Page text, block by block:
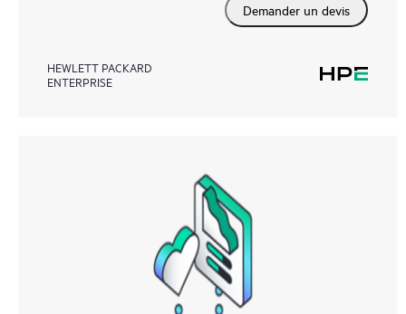
Demander un devis
HEWLETT PACKARD
ENTERPRISE